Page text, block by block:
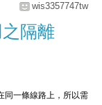
wis3357747tw
隔離
同一條線路上，所以需